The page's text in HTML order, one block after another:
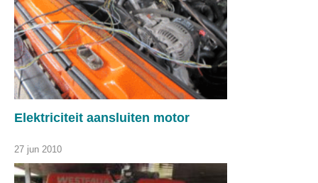
Elektriciteit aansluiten motor
27 jun 2010